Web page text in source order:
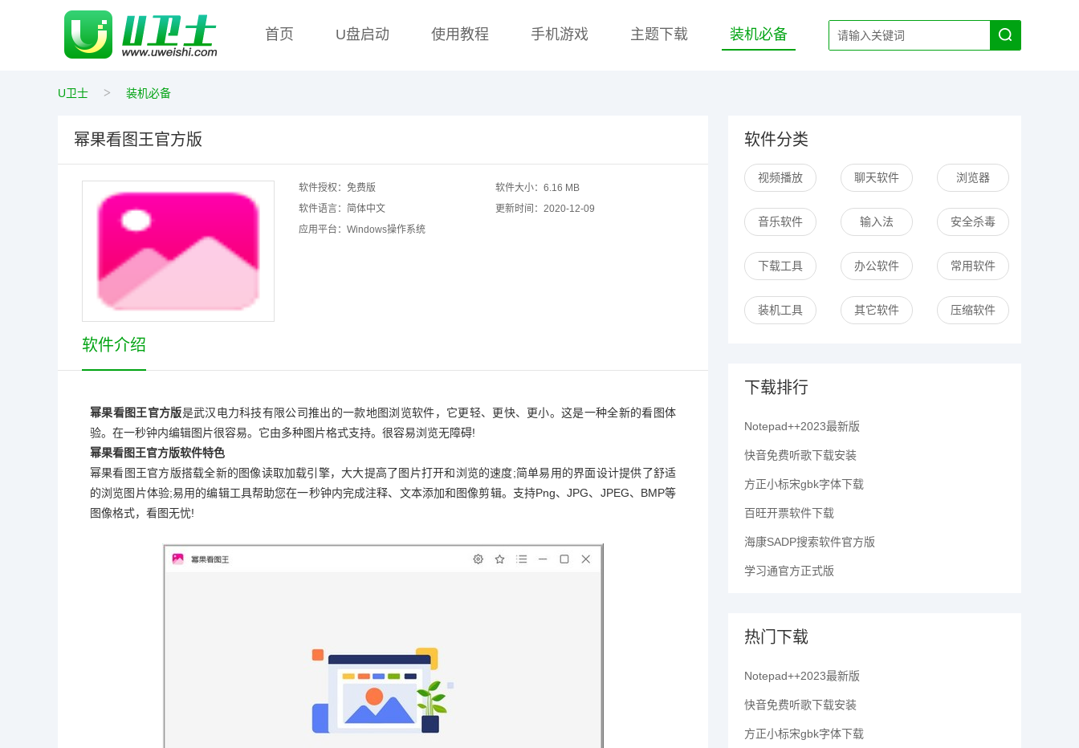
首页 U盘启动 使用教程 手机游戏 主题下载 装机必备
U卫士 > 装机必备
幂果看图王官方版
软件授权： 免费版 软件大小： 6.16 MB
软件语言： 简体中文 更新时间： 2020-12-09
应用平台： Windows操作系统
软件介绍
幂果看图王官方版是武汉电力科技有限公司推出的一款地图浏览软件，它更轻、更快、更小。这是一种全新的看图体
验。在一秒钟内编辑图片很容易。它由多种图片格式支持。很容易浏览无障碍!
幂果看图王官方版软件特色
幂果看图王官方版搭载全新的图像读取加载引擎，大大提高了图片打开和浏览的速度;简单易用的界面设计提供了舒适
的浏览图片体验;易用的编辑工具帮助您在一秒钟内完成注释、文本添加和图像剪辑。支持Png、JPG、JPEG、BMP等
图像格式，看图无忧!
软件分类
视频播放 聊天软件 浏览器
音乐软件 输入法 安全杀毒
下载工具 办公软件 常用软件
装机工具 其它软件 压缩软件
下载排行
Notepad++2023最新版
快音免费听歌下载安装
方正小标宋gbk字体下载
百旺开票软件下载
海康SADP搜索软件官方版
学习通官方正式版
热门下载
Notepad++2023最新版
快音免费听歌下载安装
方正小标宋gbk字体下载